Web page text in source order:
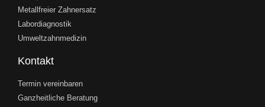
Metallfreier Zahnersatz
Labordiagnostik
Umweltzahnmedizin
Kontakt
Termin vereinbaren
Ganzheitliche Beratung